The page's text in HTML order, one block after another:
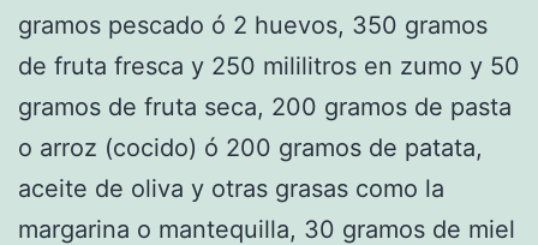
gramos pescado ó 2 huevos, 350 gramos
de fruta fresca y 250 mililitros en zumo y 50
gramos de fruta seca, 200 gramos de pasta
o arroz (cocido) ó 200 gramos de patata,
aceite de oliva y otras grasas como la
margarina o mantequilla, 30 gramos de miel